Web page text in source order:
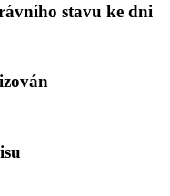
stavu ke dni